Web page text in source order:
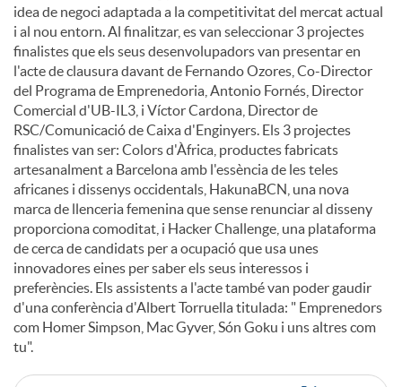
idea de negoci adaptada a la competitivitat del mercat actual
i al nou entorn. Al finalitzar, es van seleccionar 3 projectes
finalistes que els seus desenvolupadors van presentar en
l'acte de clausura davant de Fernando Ozores, Co-Director
del Programa de Emprenedoria, Antonio Fornés, Director
Comercial d'UB-IL3, i Víctor Cardona, Director de
RSC/Comunicació de Caixa d'Enginyers. Els 3 projectes
finalistes van ser: Colors d'Àfrica, productes fabricats
artesanalment a Barcelona amb l'essència de les teles
africanes i dissenys occidentals, HakunaBCN, una nova
marca de llenceria femenina que sense renunciar al disseny
proporciona comoditat, i Hacker Challenge, una plataforma
de cerca de candidats per a ocupació que usa unes
innovadores eines per saber els seus interessos i
preferències. Els assistents a l'acte també van poder gaudir
d'una conferència d'Albert Torruella titulada: " Emprenedors
com Homer Simpson, Mac Gyver, Són Goku i uns altres com
tu".